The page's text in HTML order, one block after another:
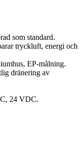
som standard.
tryckluft, energi och
EP-målning.
dränering av
24 VDC.